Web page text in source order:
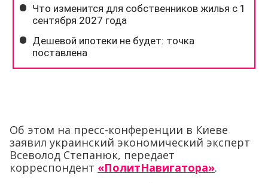
Об этом на пресс-конференции в Киеве
заявил украинский экономический эксперт
Всеволод Степанюк, передает
корреспондент «ПолитНавигатора».